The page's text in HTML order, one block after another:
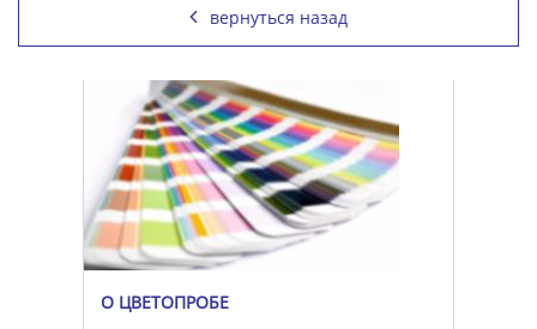
вернуться назад
О ЦВЕТОПРОБЕ